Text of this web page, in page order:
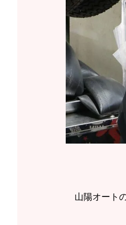
山陽オート